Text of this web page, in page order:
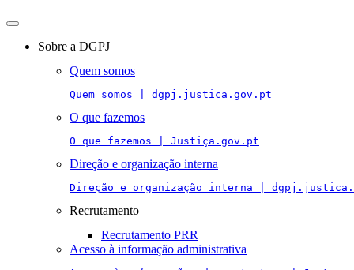
Toggle
navigationSobre a DGPJ
Quem somos
Quem somos | dgpj.justica.gov.pt
O que fazemos
O que fazemos | Justiça.gov.pt
Direção e organização interna
Direção e organização interna |
Recrutamento
Recrutamento PRR
Acesso à informação administrativa